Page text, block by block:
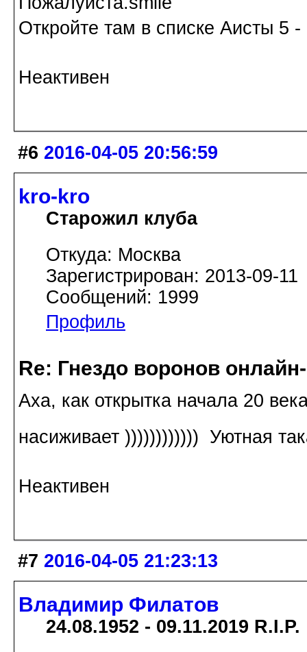
Откройте там в списке Аисты 5 -
Неактивен
#6 2016-04-05 20:56:59
kro-kro
Старожил клуба
Откуда: Москва
Зарегистрирован: 2013-09-11
Сообщений: 1999
Профиль
Re: Гнездо воронов
Аха, как открытка начала 20
насиживает )))))))))))) Уютная
Неактивен
#7 2016-04-05 21:23:13
Владимир Филатов
24.08.1952 - 09.11.2019 R.I.P.